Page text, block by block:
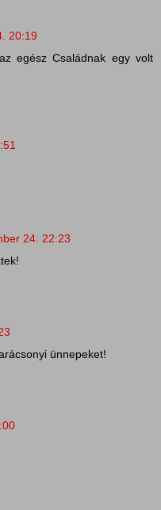
20:19
egész Családnak egy volt
24. 22:23
ünnepeket!